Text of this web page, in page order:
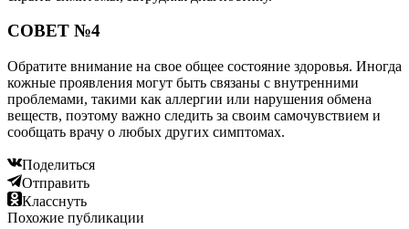
СОВЕТ №4
Обратите внимание на свое общее состояние здоровья. Иногда
кожные проявления могут быть связаны с внутренними
проблемами, такими как аллергии или нарушения обмена
веществ, поэтому важно следить за своим самочувствием и
сообщать врачу о любых других симптомах.
Поделиться
Отправить
Класснуть
Похожие публикации